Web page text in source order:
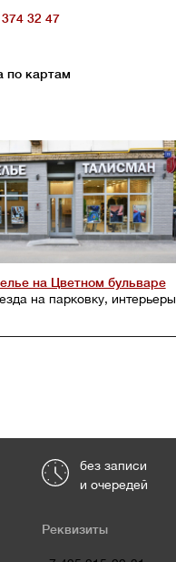
32 47
по картам
на Цветном бульваре
на парковку, интерьеры
без записи
и очередей
Реквизиты